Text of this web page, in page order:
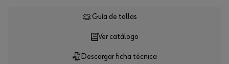
Loading...
Descargar ficha técnica
Ver catálogo
Guía de tallas